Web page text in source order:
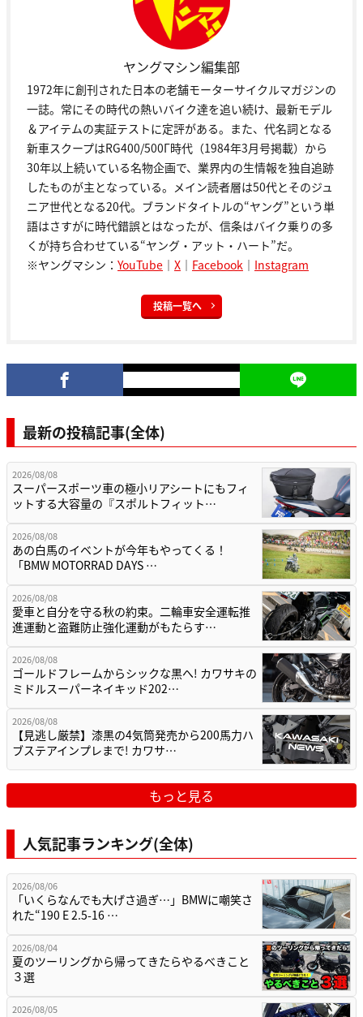
ヤングマシン編集部
1972年に創刊された日本の老舗モーターサイクルマガジンの
一誌。常にその時代の熱いバイク達を追い続け、最新モデル
＆アイテムの実証テストに定評がある。また、代名詞となる
新車スクープはRG400/500Γ時代（1984年3月号掲載）から
30年以上続いている名物企画で、業界内の生情報を独自追跡
したものが主となっている。メイン読者層は50代とそのジュ
ニア世代となる20代。ブランドタイトルの“ヤング”という単
語はさすがに時代錯誤とはなったが、信条はバイク乗りの多
くが持ち合わせている“ヤング・アット・ハート”だ。
※ヤングマシン： YouTube ｜ X ｜ Facebook ｜ Instagram
投稿一覧へ
最新の投稿記事(全体)
2026/08/08
スーパースポーツ車の極小リアシートにもフィ
ットする大容量の『スポルトフィット…
2026/08/08
あの白馬のイベントが今年もやってくる！
「BMW MOTORRAD DAYS …
2026/08/08
愛車と自分を守る秋の約束。二輪車安全運転推
進運動と盗難防止強化運動がもたらす…
2026/08/08
ゴールドフレームからシックな黒へ! カワサキの
ミドルスーパーネイキッド202…
2026/08/08
【見逃し厳禁】漆黒の4気筒発売から200馬力ハ
ブステアインプレまで! カワサ…
もっと見る
人気記事ランキング(全体)
2026/08/06
「いくらなんでも大げさ過ぎ…」BMWに嘲笑さ
れた“190 E 2.5-16 …
2026/08/04
夏のツーリングから帰ってきたらやるべきこと
３選
2026/08/05